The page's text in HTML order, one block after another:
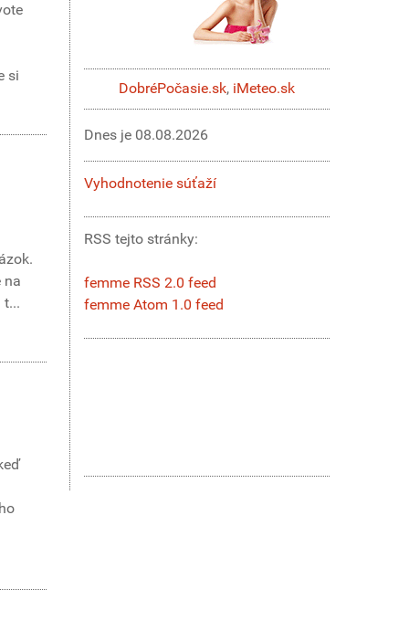
si
na
t...
DobréPočasie.sk, iMeteo.sk
Dnes je 08.08.2026
Vyhodnotenie súťaží
RSS tejto stránky:
femme RSS 2.0 feed
femme Atom 1.0 feed